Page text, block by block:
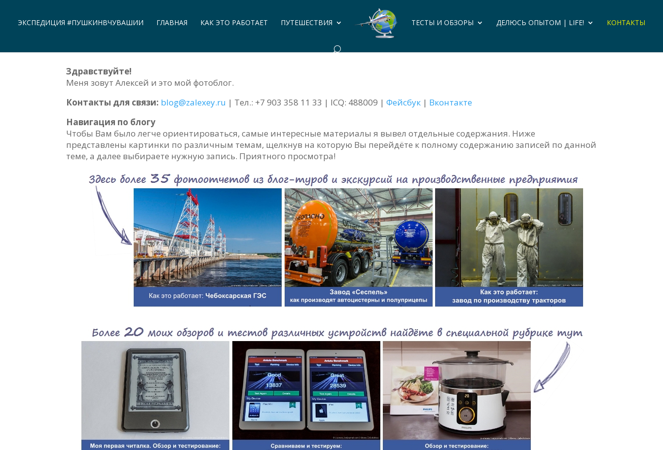
ЭКСПЕДИЦИЯ #ПУШКИНВЧУВАШИИ ГЛАВНАЯ КАК ЭТО РАБОТАЕТ ПУТЕШЕСТВИЯ ТЕСТЫ И ОБЗОРЫ ДЕЛЮСЬ ОПЫТОМ | LIFE! КОНТАКТЫ
Здравствуйте!
Меня зовут Алексей и это мой фотоблог.
Контакты для связи: blog@zalexey.ru | Тел.: +7 903 358 11 33 | ICQ: 488009 |Фейсбук | Вконтакте
Навигация по блогу
Чтобы Вам было легче ориентироваться, самые интересные материалы я вывел отдельные содержания. Ниже
представлены картинки по различным темам, щелкнув на которую Вы перейдёте к полному содержанию записей по данной
теме, а далее выбираете нужную запись. Приятного просмотра!